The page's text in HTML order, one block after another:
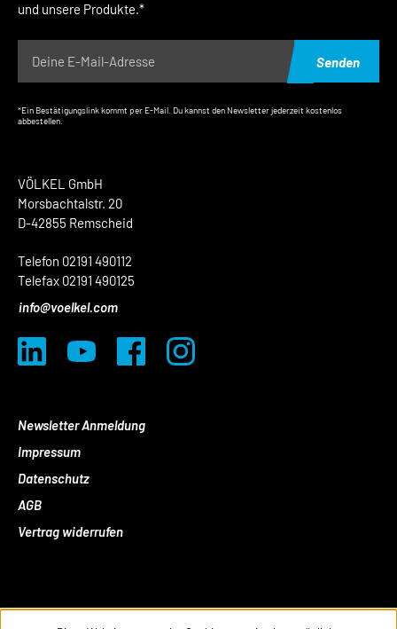
VÖLKEL GmbH
Morsbachtalstr. 20
D-42855 Remscheid
Telefon 02191 490112
Telefax 02191 490125
info@voelkel.com
Newsletter Anmeldung
Impressum
Datenschutz
AGB
Vertrag widerrufen
und unsere Produkte.*
Senden
*Ein Bestätigungslink kommt per E-Mail. Du kannst den Newsletter jederzeit kostenlos
abbestellen.